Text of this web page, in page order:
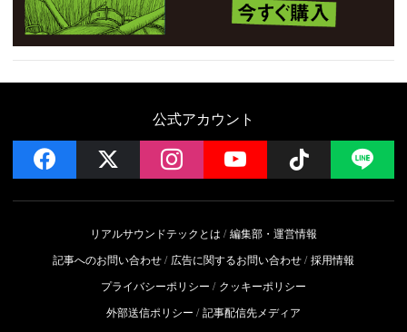
公式アカウント
facebook instagramYouTube Follow
リアルサウンドテックとは
編集部・運営情報
記事へのお問い合わせ
広告に関するお問い合わせ 採用情報
プライバシーポリシー
クッキーポリシー
外部送信ポリシー
記事配信先メディア